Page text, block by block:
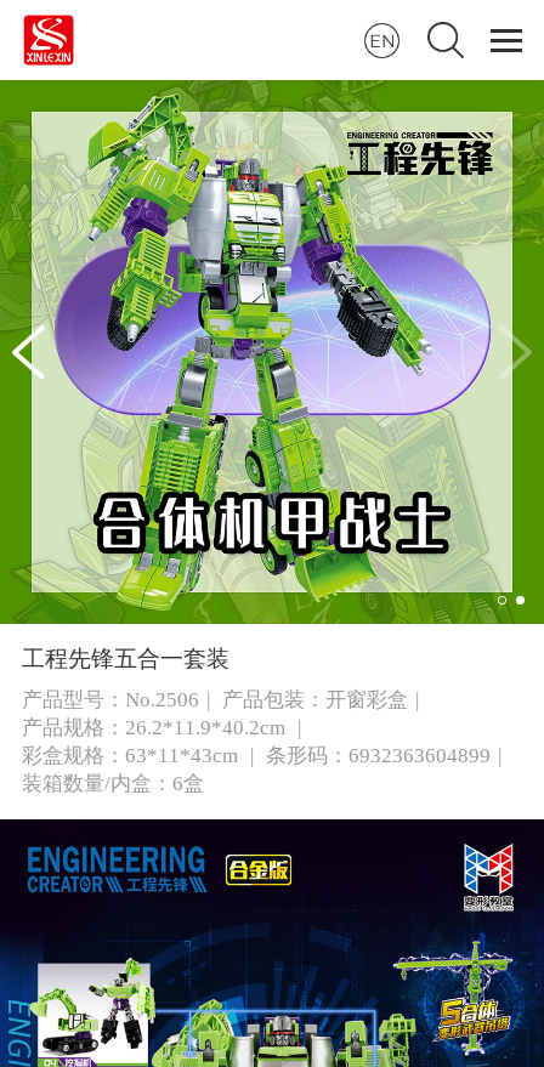
工程先锋五合一套装
产品型号：No.2506
产品包装：开窗彩盒
产品规格：26.2*11.9*40.2cm
彩盒规格：63*11*43cm
条形码：6932363604899
装箱数量/内盒：6盒